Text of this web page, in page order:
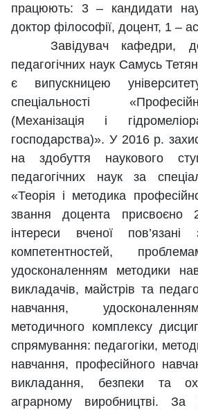
працюють: 3 – кандидати
доктор філософії, доцент, 1 –
Завідувач кафедри,
педагогічних наук Самусь
є випускницею
спеціальності
(Механізація і
господарства)». У 2016 р.
на здобуття наукового
педагогічних наук за
«Теорія і методика
звання доцента присвоєно
інтереси вченої
компетентностей,
удосконаленням методики
викладачів, майстрів та
навчання,
методичного комплексу
спрямування: педагогіки,
навчання, професійного
викладання, безпеки та
аграрному виробництві. За